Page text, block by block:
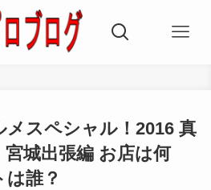
メスペシャル！2016 真
宮城出張編 お店は何
誰？